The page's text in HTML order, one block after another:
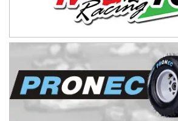
Ramiro Tot (Asfalto)
Baradero (Buenos Aires)
KDO - F6
Trenque Lauquen (Buenos Aires)
ENTRERRIANO - F6 (POSTERGADA)
Parque de la Velocidad (Asfalto)